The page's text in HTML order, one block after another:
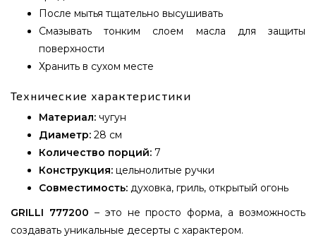
После мытья тщательно высушивать
Смазывать тонким слоем масла для защиты
поверхности
Хранить в сухом месте
Технические характеристики
Материал: чугун
Диаметр: 28 см
Количество порций: 7
Конструкция: цельнолитые ручки
Совместимость: духовка, гриль, открытый огонь
GRILLI 777200 – это не просто форма, а возможность
создавать уникальные десерты с характером.